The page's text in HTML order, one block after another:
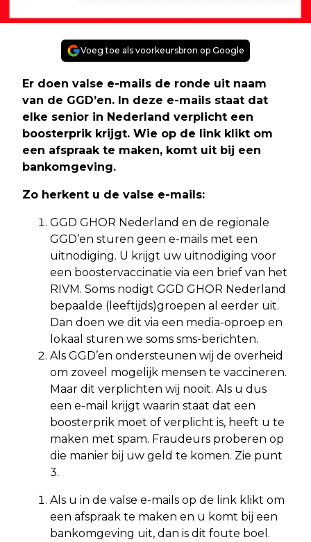
Voeg toe als voorkeursbron op Google
Er doen valse e-mails de ronde uit naam
van de GGD’en. In deze e-mails staat dat
elke senior in Nederland verplicht een
boosterprik krijgt. Wie op de link klikt om
een afspraak te maken, komt uit bij een
bankomgeving.
Zo herkent u de valse e-mails:
GGD GHOR Nederland en de regionale
GGD’en sturen geen e-mails met een
uitnodiging. U krijgt uw uitnodiging voor
een boostervaccinatie via een brief van het
RIVM. Soms nodigt GGD GHOR Nederland
bepaalde (leeftijds)groepen al eerder uit.
Dan doen we dit via een media-oproep en
lokaal sturen we soms sms-berichten.
Als GGD’en ondersteunen wij de overheid
om zoveel mogelijk mensen te vaccineren.
Maar dit verplichten wij nooit. Als u dus
een e-mail krijgt waarin staat dat een
boosterprik moet of verplicht is, heeft u te
maken met spam. Fraudeurs proberen op
die manier bij uw geld te komen. Zie punt
3.
Als u in de valse e-mails op de link klikt om
een afspraak te maken en u komt bij een
bankomgeving uit, dan is dit foute boel.